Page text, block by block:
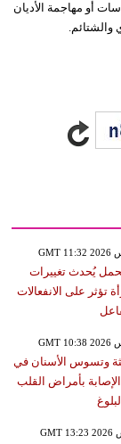
أو مهاجمة الأديان
والشتائم.
يُحدث تغييرات
تؤثر على الانفعالات
وتسوس الأسنان في
بأمراض القلب